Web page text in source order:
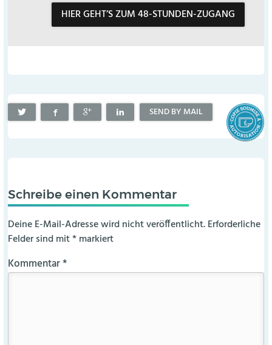
HIER GEHT’S ZUM 48-STUNDEN-ZUGANG
SEND BY MAIL
Schreibe einen Kommentar
Deine E-Mail-Adresse wird nicht veröffentlicht. Erforderliche
Felder sind mit*markiert
Kommentar*